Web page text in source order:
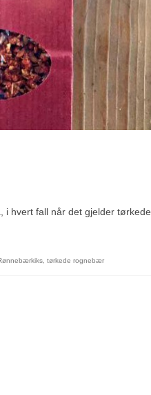
i hvert fall når det gjelder tørkede
, tørkede rognebær